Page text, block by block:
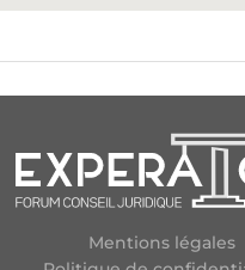
Mentions légales